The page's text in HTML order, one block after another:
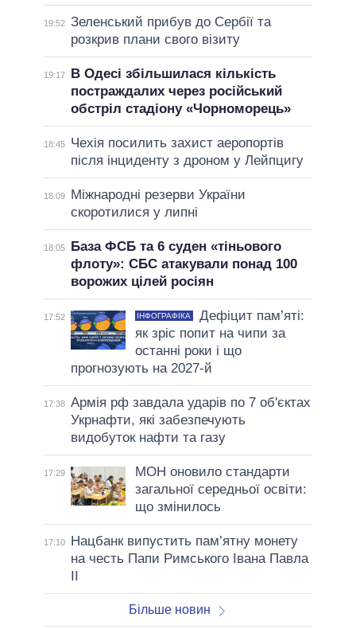
19:52 Зеленський прибув до Сербії та
розкрив плани свого візиту
19:17
В Одесі збільшилася кількість
постраждалих через російський
обстріл стадіону «Чорноморець»
18:45
Чехія посилить захист аеропортів
після інциденту з дроном у Лейпцигу
18:09
Міжнародні резерви України
скоротилися у липні
18:05
База ФСБ та 6 суден «тіньового
флоту»: СБС атакували понад 100
ворожих цілей росіян
17:52 ІНФОГРАФІКА
Дефіцит пам’яті:
як зріс попит на чипи за
останні роки і що
прогнозують на 2027-й
17:38 Армія рф завдала ударів по 7 об'єктах
Укрнафти, які забезпечують
видобуток нафти та газу
17:29
МОН оновило стандарти
загальної середньої освіти:
що змінилось
17:10
Нацбанк випустить пам’ятну монету
на честь Папи Римського Івана Павла
Більше новин